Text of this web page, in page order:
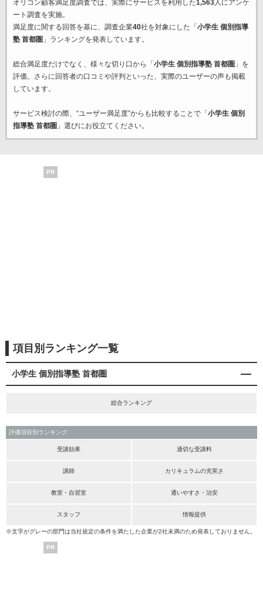
オリコン顧客満足度調査では、実際にサービスを利用した1,563人にアンケ
ート調査を実施。
満足度に関する回答を基に、調査企業40社を対象にした「 小学生 個別指導
塾 首都圏 」ランキングを発表しています。
総合満足度だけでなく、様々な切り口から「 小学生 個別指導塾 首都圏 」を
評価。さらに回答者の口コミや評判といった、実際のユーザーの声も掲載
しています。
サービス検討の際、“ユーザー満足度”からも比較することで「 小学生 個別
指導塾 首都圏 」選びにお役立てください。
PR
項目別ランキング一覧
小学生 個別指導塾 首都圏
総合ランキング
評価項目別ランキング
受講効果 適切な受講料
講師 カリキュラムの充実さ
教室・自習室 通いやすさ・治安
スタッフ 情報提供
※文字がグレーの部門は当社規定の条件を満たした企業が2社未満のため発表しておりません。
PR